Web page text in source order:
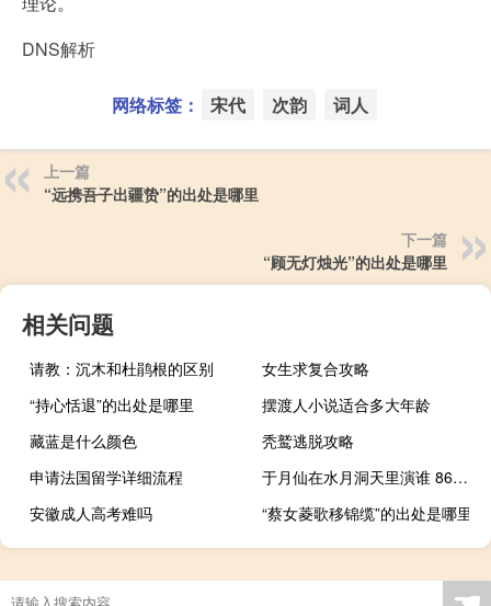
DNS解析
网络标签： 宋代 次韵 词人
上一篇
“远携吾子出疆贽”的出处是哪里
下一篇
“顾无灯烛光”的出处是哪里
相关问题
请教：沉木和杜鹃根的区别
女生求复合攻略
“持心恬退”的出处是哪里
摆渡人小说适合多大年龄
藏蓝是什么颜色
秃鹫逃脱攻略
申请法国留学详细流程
于月仙在水月洞天里演谁 86版西游记于月仙演谁
安徽成人高考难吗
“蔡女菱歌移锦缆”的出处是哪里